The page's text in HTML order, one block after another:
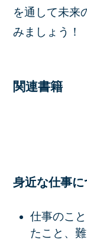
を通して未来
みましょう！
関連書籍
身近な仕事に
仕事のこ
たこと、